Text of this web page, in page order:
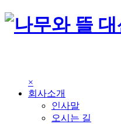
×
회사소개
인사말
오시는 길